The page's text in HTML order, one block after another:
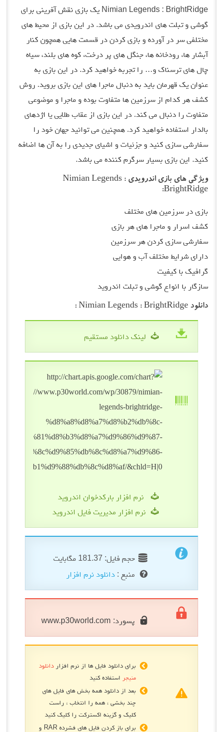
Nimian Legends : BrightRidge یک بازی نقش آفرینی برای
گوشی و تبلت های اندرویدی می باشد. در این بازی از محیط های
مختلفی سر در آورده و بازی کردن در قسمت هایی همچون کنار
آبشار ها، رودخانه ها، جنگل های پر درخت، کوه های بلند، سیاه
چال های ترسناک و… را تجربه خواهید کرد. در این بازی به
عنوان یک قهرمان باید به دنبال ماجرا های این بازی بروید. روش
کشف هر کدام از سرزمین ها متفاوت بوده و ماجرا و موضوعی
متفاوت را دنبال می کند. در این بازی از عقاب طلایی یا اژدهای
بالدار استفاده خواهید کرد. همچنین می توانید جهان خود را
سفارشی سازی کنید و جزئیات و اشیای جدیدی را به آن ها اضافه
کنید. این بازی بسیار سرگرم کننده می باشد.
ویژگی های بازی اندرویدی Nimian Legends :
BrightRidge:
بازی در سرزمین های مختلف
کشف اسرار و ماجرا های هر بازی
سفارشی سازی کردن هر سرزمین
دارای شرایط مختلف آب و هوایی
گرافیک با کیفیت
سازگار با انواع گوشی و تبلت اندروید
دانلود Nimian Legends : BrightRidge :
لینک دانلود مستقیم
نرم افزار بارکدخوان اندروید
نرم افزار مدیریت فایل اندروید
حجم فایل: 181.37 مگابایت
منبع : دانلود نرم افزار
پسورد: www.p30world.com
برای دانلود فایل ها از نرم افزار دانلود
منیجر استفاده کنید
بعد از دانلود همه بخش های فایل های
چند بخشی ، همه را انتخاب ، راست
کلیک و گزینه اکسترکت را کلیک کنید
برای باز کردن فایل های فشرده RAR و